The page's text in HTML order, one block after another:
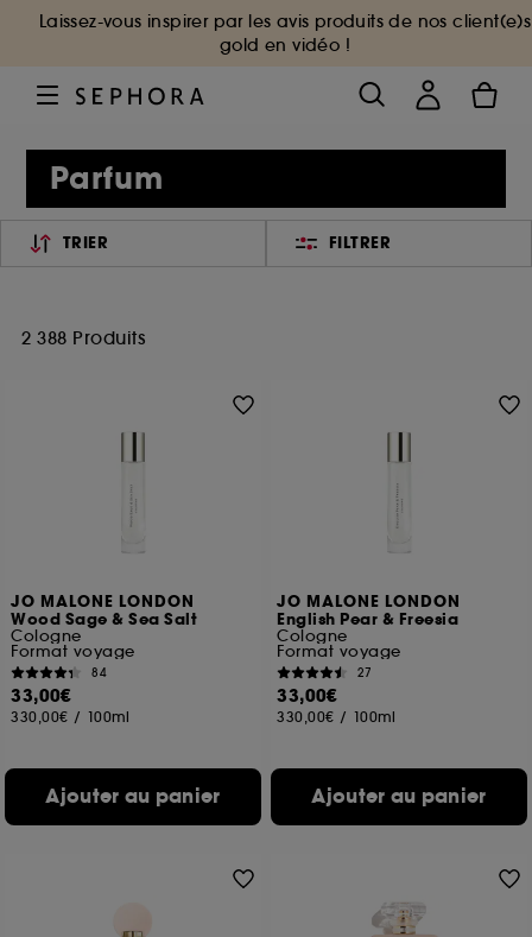
Laissez-vous inspirer par les avis produits de nos client(e)s
gold en vidéo !
Parfum
TRIER FILTRER
2 388 Produits
JO MALONE LONDON
Wood Sage & Sea Salt
Cologne
Format voyage
84
33,00€
330,00€ / 100ml
Ajouter au panier
JO MALONE LONDON
English Pear & Freesia
Cologne
Format voyage
27
33,00€
330,00€ / 100ml
Ajouter au panier